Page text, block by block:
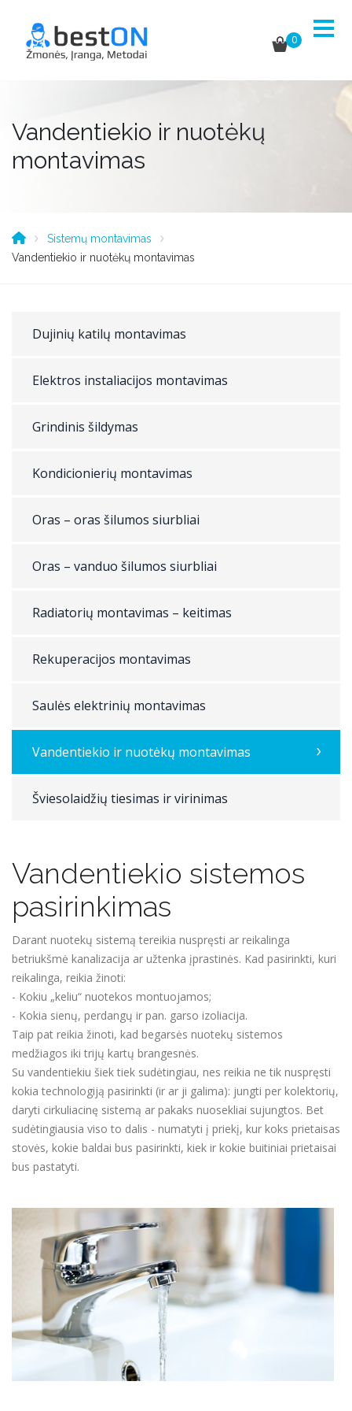
0
Vandentiekio ir nuotėkų
montavimas
Sistemų montavimas
Vandentiekio ir nuotėkų montavimas
Dujinių katilų montavimas
Elektros instaliacijos montavimas
Grindinis šildymas
Kondicionierių montavimas
Oras – oras šilumos siurbliai
Oras – vanduo šilumos siurbliai
Radiatorių montavimas – keitimas
Rekuperacijos montavimas
Saulės elektrinių montavimas
Vandentiekio ir nuotėkų montavimas
Šviesolaidžių tiesimas ir virinimas
Vandentiekio sistemos
pasirinkimas
Darant nuotekų sistemą tereikia nuspręsti ar reikalinga
betriukšmė kanalizacija ar užtenka įprastinės. Kad pasirinkti, kuri
reikalinga, reikia žinoti:
- Kokiu „keliu“ nuotekos montuojamos;
- Kokia sienų, perdangų ir pan. garso izoliacija.
Taip pat reikia žinoti, kad begarsės nuotekų sistemos
medžiagos iki trijų kartų brangesnės.
Su vandentiekiu šiek tiek sudėtingiau, nes reikia ne tik nuspręsti
kokia technologiją pasirinkti (ir ar ji galima): jungti per kolektorių,
daryti cirkuliacinę sistemą ar pakaks nuosekliai sujungtos. Bet
sudėtingiausia viso to dalis - numatyti į priekį, kur koks prietaisas
stovės, kokie baldai bus pasirinkti, kiek ir kokie buitiniai prietaisai
bus pastatyti.